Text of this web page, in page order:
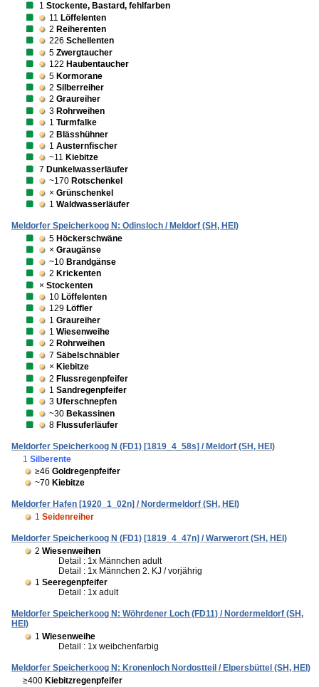
1 Stockente, Bastard, fehlfarben
11 Löffelenten
2 Reiherenten
226 Schellenten
5 Zwergtaucher
122 Haubentaucher
5 Kormorane
2 Silberreiher
2 Graureiher
3 Rohrweihen
1 Turmfalke
2 Blässhühner
1 Austernfischer
~11 Kiebitze
7 Dunkelwasserläufer
~170 Rotschenkel
× Grünschenkel
1 Waldwasserläufer
Meldorfer Speicherkoog N: Odinsloch / Meldorf (SH, HEI)
5 Höckerschwäne
× Graugänse
~10 Brandgänse
2 Krickenten
× Stockenten
10 Löffelenten
129 Löffler
1 Graureiher
1 Wiesenweihe
2 Rohrweihen
7 Säbelschnäbler
× Kiebitze
2 Flussregenpfeifer
1 Sandregenpfeifer
3 Uferschnepfen
~30 Bekassinen
8 Flussuferläufer
Meldorfer Speicherkoog N (FD1) [1819_4_58s] / Meldorf (SH, HEI)
1 Silberente
≥46 Goldregenpfeifer
~70 Kiebitze
Meldorfer Hafen [1920_1_02n] / Nordermeldorf (SH, HEI)
1 Seidenreiher
Meldorfer Speicherkoog N (FD1) [1819_4_47n] / Warwerort (SH, HEI)
2 Wiesenweihen
Detail : 1x Männchen adult
Detail : 1x Männchen 2. KJ / vorjährig
1 Seeregenpfeifer
Detail : 1x adult
Meldorfer Speicherkoog N: Wöhrdener Loch (FD11) / Nordermeldorf (SH,
HEI)
1 Wiesenweihe
Detail : 1x weibchenfarbig
Meldorfer Speicherkoog N: Kronenloch Nordostteil / Elpersbüttel (SH, HEI)
≥400 Kiebitzregenpfeifer